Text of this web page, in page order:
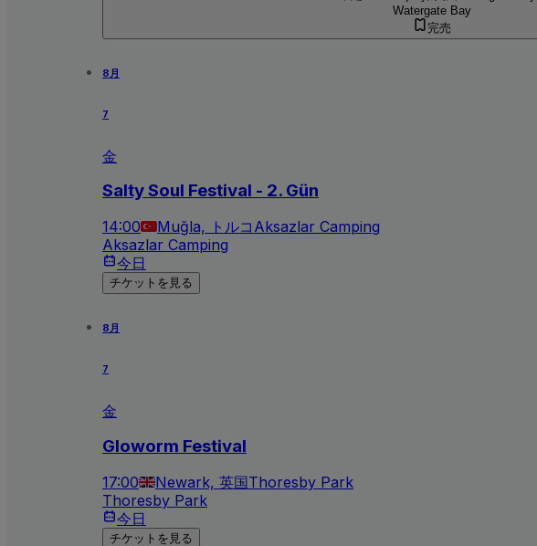
Watergate Bay
完売
8月
7
金
Salty Soul Festival - 2. Gün
14:00 Muğla, トルコ Aksazlar Camping
Aksazlar Camping
今日
チケットを見る
8月
7
金
Gloworm Festival
17:00 Newark, 英国Thoresby Park
Thoresby Park
今日
チケットを見る